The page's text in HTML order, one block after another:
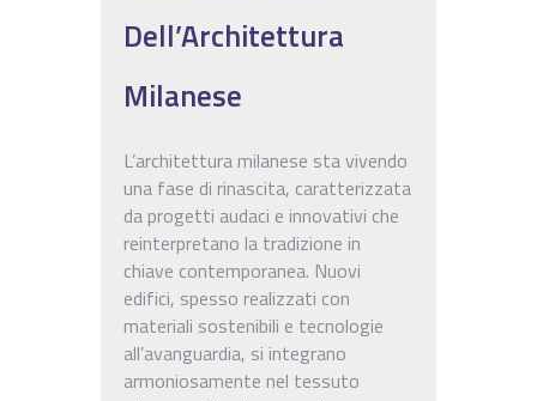
Dell’Architettura
Milanese
L’architettura milanese sta vivendo
una fase di rinascita, caratterizzata
da progetti audaci e innovativi che
reinterpretano la tradizione in
chiave contemporanea. Nuovi
edifici, spesso realizzati con
materiali sostenibili e tecnologie
all’avanguardia, si integrano
armoniosamente nel tessuto